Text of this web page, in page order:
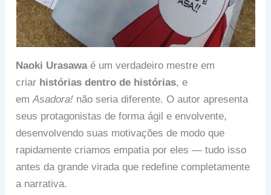
Naoki Urasawaé um verdadeiro mestre em
criar histórias dentro de histórias, e
emAsadora! não seria diferente. O autor apresenta
seus protagonistas de forma ágil e envolvente,
desenvolvendo suas motivações de modo que
rapidamente criamos empatia por eles — tudo isso
antes da grande virada que redefine completamente
a narrativa.